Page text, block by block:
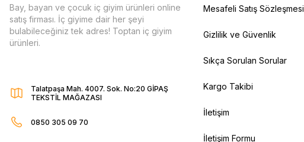
Bay, bayan ve çocuk iç giyim ürünleri online
satış firması. İç giyime dair her şeyi
bulabileceğiniz tek adres! Toptan iç giyim
ürünleri.
Talatpaşa Mah. 4007. Sok. No:20 GİPAŞ
TEKSTİL MAĞAZASI
0850 305 09 70
Mesafeli Satış Sözleşmesi
Gizlilik ve Güvenlik
Sıkça Sorulan Sorular
Kargo Takibi
İletişim
İletişim Formu